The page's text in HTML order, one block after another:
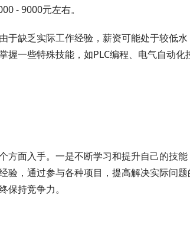
- 9000元左右。
于缺乏实际工作经验，薪资可能处于较低水
握一些特殊技能，如PLC编程、电气自动化
面入手。一是不断学习和提升自己的技能
验，通过参与各种项目，提高解决实际问题
持竞争力。